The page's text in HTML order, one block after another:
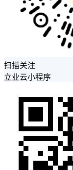
扫描关注
立业云小程序